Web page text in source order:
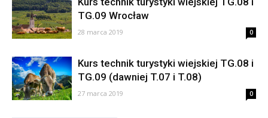
Aktualności
TG.09 Wrocław
28 marca 2019 0
Kurs technik turystyki wiejskiej TG.08 i
TG.09 (dawniej T.07 i T.08)
27 marca 2019 0